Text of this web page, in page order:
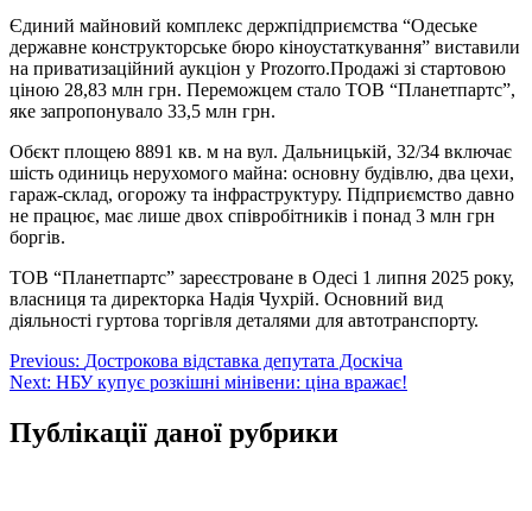
Єдиний майновий комплекс держпідприємства “Одеське
державне конструкторське бюро кіноустаткування” виставили
на приватизаційний аукціон у Prozorro.Продажі зі стартовою
ціною 28,83 млн грн. Переможцем стало ТОВ “Планетпартс”,
яке запропонувало 33,5 млн грн.
Обєкт площею 8891 кв. м на вул. Дальницькій, 32/34 включає
шість одиниць нерухомого майна: основну будівлю, два цехи,
гараж-склад, огорожу та інфраструктуру. Підприємство давно
не працює, має лише двох співробітників і понад 3 млн грн
боргів.
ТОВ “Планетпартс” зареєстроване в Одесі 1 липня 2025 року,
власниця та директорка Надія Чухрій. Основний вид
діяльності гуртова торгівля деталями для автотранспорту.
Навігація
записів
Previous: Дострокова відставка депутата Доскіча
Next: НБУ купує розкішні мінівени: ціна вражає!
Публікації даної рубрики